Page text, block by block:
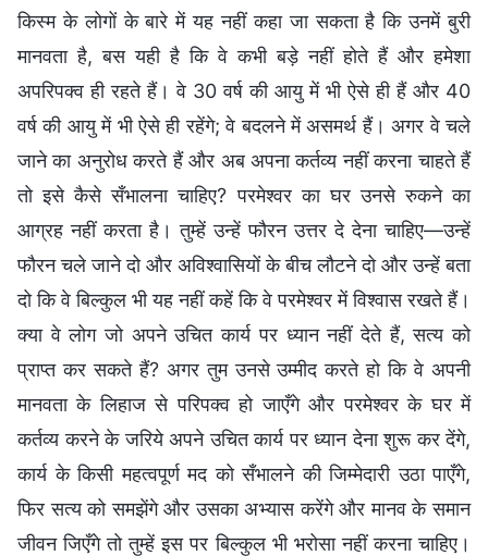
किस्म के लोगों के बारे में यह नहीं कहा जा सकता है कि उनमें बुरी
मानवता है, बस यही है कि वे कभी बड़े नहीं होते हैं और हमेशा
अपरिपक्व ही रहते हैं। वे 30 वर्ष की आयु में भी ऐसे ही हैं और 40
वर्ष की आयु में भी ऐसे ही रहेंगे; वे बदलने में असमर्थ हैं। अगर वे चले
जाने का अनुरोध करते हैं और अब अपना कर्तव्य नहीं करना चाहते हैं
तो इसे कैसे सँभालना चाहिए? परमेश्वर का घर उनसे रुकने का
आग्रह नहीं करता है। तुम्हें उन्हें फौरन उत्तर दे देना चाहिए—उन्हें
फौरन चले जाने दो और अविश्वासियों के बीच लौटने दो और उन्हें बता
दो कि वे बिल्कुल भी यह नहीं कहें कि वे परमेश्वर में विश्वास रखते हैं।
क्या वे लोग जो अपने उचित कार्य पर ध्यान नहीं देते हैं, सत्य को
प्राप्त कर सकते हैं? अगर तुम उनसे उम्मीद करते हो कि वे अपनी
मानवता के लिहाज से परिपक्व हो जाएँगे और परमेश्वर के घर में
कर्तव्य करने के जरिये अपने उचित कार्य पर ध्यान देना शुरू कर देंगे,
कार्य के किसी महत्वपूर्ण मद को सँभालने की जिम्मेदारी उठा पाएँगे,
फिर सत्य को समझेंगे और उसका अभ्यास करेंगे और मानव के समान
जीवन जिएँगे तो तुम्हें इस पर बिल्कुल भी भरोसा नहीं करना चाहिए।